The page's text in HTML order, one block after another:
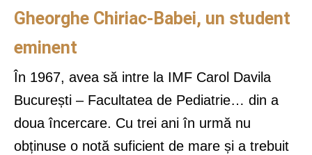
Gheorghe Chiriac-Babei, un student
eminent
În 1967, avea să intre la IMF Carol Davila
București – Facultatea de Pediatrie… din a
doua încercare. Cu trei ani în urmă nu
obținuse o notă suficient de mare și a trebuit